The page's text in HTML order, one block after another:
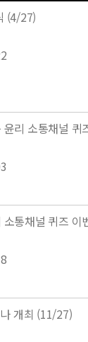
(4/27)
리 소통채널 퀴
통채널 퀴즈 이
개최 (11/27)